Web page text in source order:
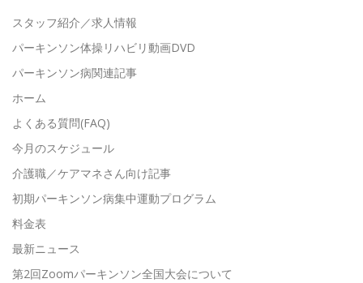
スタッフ紹介／求人情報
パーキンソン体操リハビリ動画DVD
パーキンソン病関連記事
ホーム
よくある質問(FAQ)
今月のスケジュール
介護職／ケアマネさん向け記事
初期パーキンソン病集中運動プログラム
料金表
最新ニュース
第2回Zoomパーキンソン全国大会について